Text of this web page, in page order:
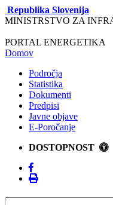
Republika Slovenija
MINISTRSTVO ZA
PORTAL ENERGETIKA
Domov
Področja
Statistika
Dokumenti
Predpisi
Javne objave
E-Poročanje
DOSTOPNOST